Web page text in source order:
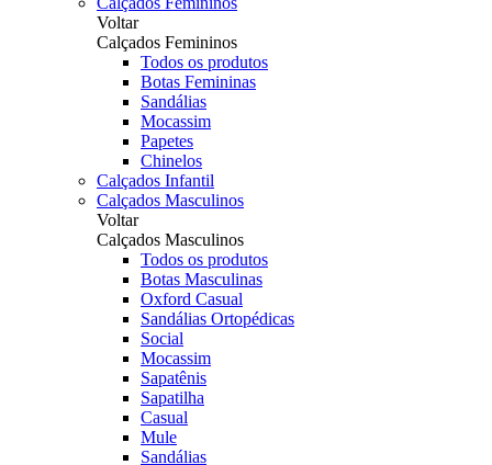
Voltar
Calçados Femininos
Todos os produtos
Botas Femininas
Sandálias
Mocassim
Papetes
Chinelos
Calçados Infantil
Calçados Masculinos
Voltar
Calçados Masculinos
Todos os produtos
Botas Masculinas
Oxford Casual
Sandálias Ortopédicas
Social
Mocassim
Sapatênis
Sapatilha
Casual
Mule
Sandálias